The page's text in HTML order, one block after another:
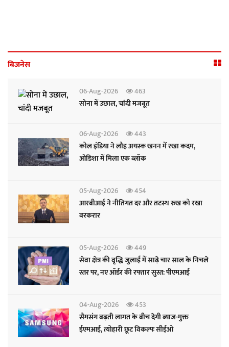
बिजनेस
06-Aug-2026
463
सोना में उछाल, चांदी मजबूत
06-Aug-2026
443
कोल इंडिया ने लौह अयस्क खनन में रखा कदम,
ओडिशा में मिला एक ब्लॉक
05-Aug-2026
454
आरबीआई ने नीतिगत दर और तटस्थ रुख को रखा
बरकरार
05-Aug-2026
449
सेवा क्षेत्र की वृद्धि जुलाई में साढ़े चार साल के निचले
स्तर पर, नए ऑर्डर की रफ्तार सुस्त: पीएमआई
04-Aug-2026
453
सैमसंग बढ़ती लागत के बीच देगी ब्याज-मुक्त
ईएमआई, त्योहारी छूट विकल्पः सीईओ